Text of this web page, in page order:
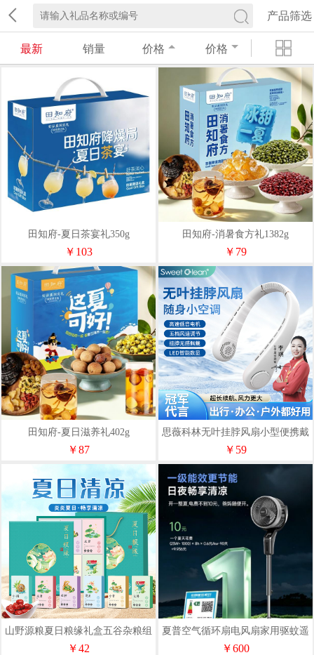
产品筛选
最新 销量 价格 价格
田知府-夏日茶宴礼350g
￥103
田知府-消暑食方礼1382g
￥79
田知府-夏日滋养礼402g
￥87
思薇科林无叶挂脖风扇小型便携戴
式随身挂脖子降温神器
￥59
山野源粮夏日粮缘礼盒五谷杂粮组
合绿豆冰糖红枣清凉粥礼包
￥42
夏普空气循环扇电风扇家用驱蚊遥
控款PJ-CD544A
￥600